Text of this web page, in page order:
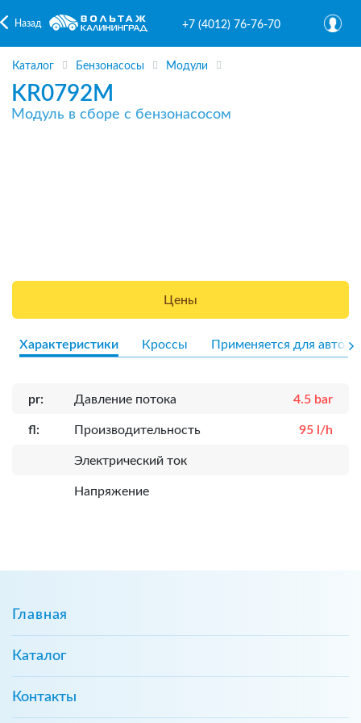
Назад +7 (4012) 76-76-70
Каталог Бензонасосы Модули
KR0792M
Модуль в сборе с бензонасосом
Цены
Характеристики Кроссы Применяется для авто
pr: Давление потока 4.5 bar
fl: Производительность 95 l/h
Электрический ток
Напряжение
Главная
Каталог
Контакты